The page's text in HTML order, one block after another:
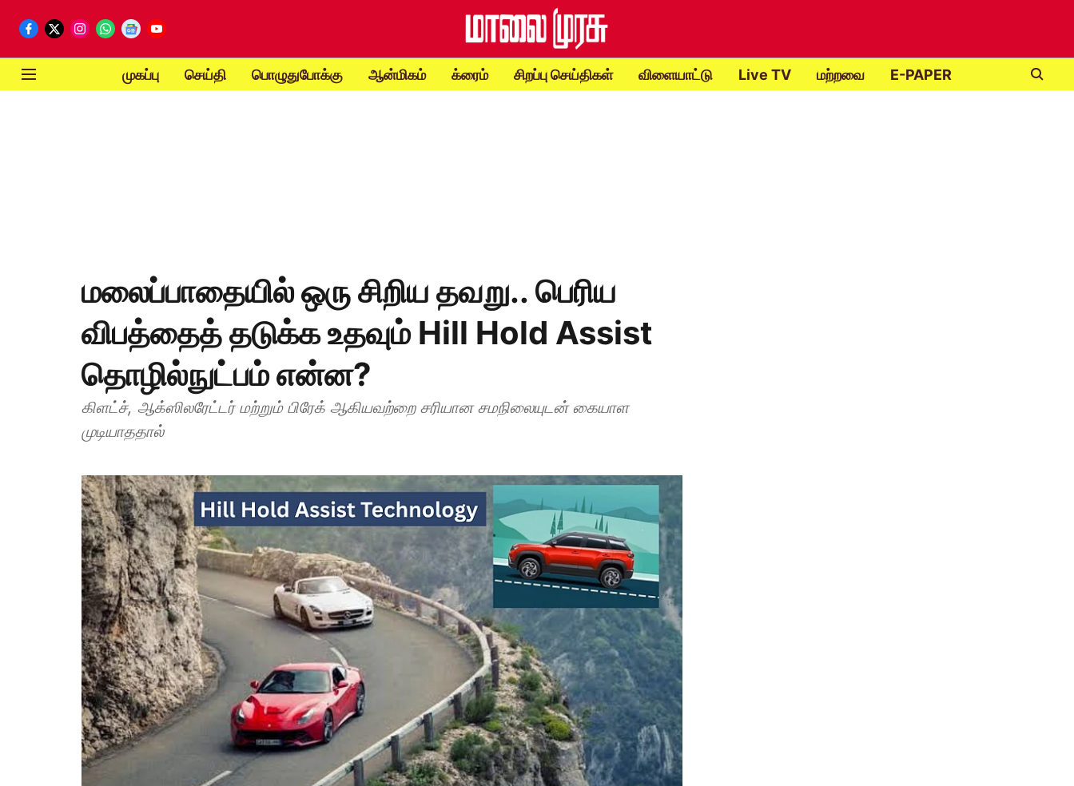
முகப்பு செய்தி பொழுதுபோக்கு ஆன்மிகம் க்ரைம் சிறப்பு செய்திகள் விளையாட்டு Live TV மற்றவை E-PAPER
மலைப்பாதையில் ஒரு சிறிய தவறு.. பெரிய
விபத்தைத் தடுக்க உதவும் Hill Hold Assist
தொழில்நுட்பம் என்ன?
கிளட்ச், ஆக்ஸிலரேட்டர் மற்றும் பிரேக் ஆகியவற்றை சரியான சமநிலையுடன் கையாள
முடியாததால்